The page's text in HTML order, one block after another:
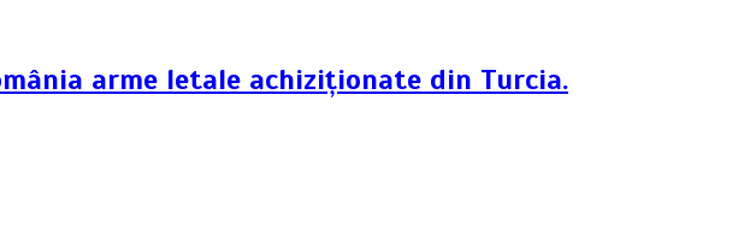
arme letale achiziționate din Turcia.